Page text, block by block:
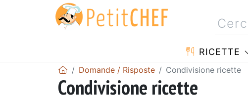
RICETTE
Domande / Risposte Condivisione ricette
Condivisione ricette